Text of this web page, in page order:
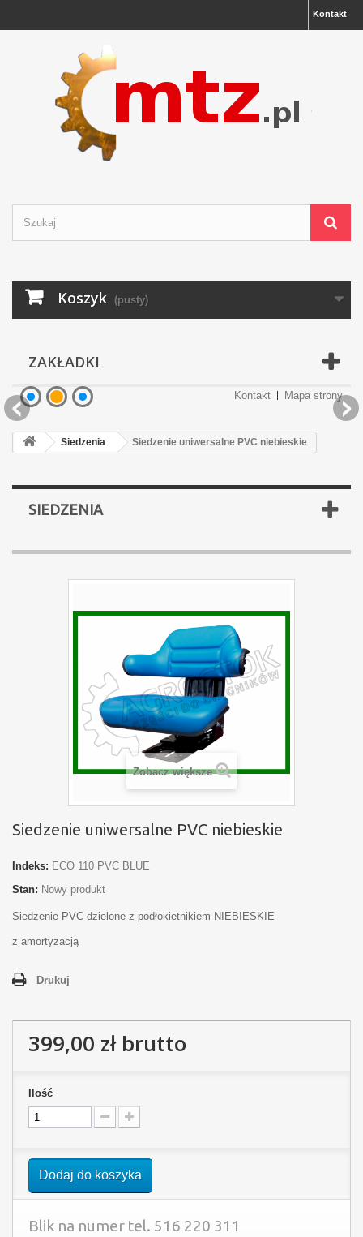
Kontakt
Koszyk (pusty)
ZAKŁADKI
Kontakt Mapa strony
Podgrzewacze płynu
Części brony BDT
Oświetlenie LED
Podgrzewacze płynu
Części brony BDT
Siedzenia Siedzenie uniwersalne PVC niebieskie
SIEDZENIA
Zobacz większe
Siedzenie uniwersalne PVC niebieskie
Indeks: ECO 110 PVC BLUE
Stan: Nowy produkt
Siedzenie PVC dzielone z podłokietnikiem NIEBIESKIE
z amortyzacją
Drukuj
399,00 złbrutto
Ilość
Dodaj do koszyka
Blik na numer tel. 516 220 311